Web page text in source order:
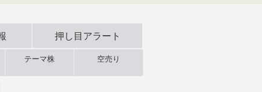
押し目 アラート
テーマ株 空売り